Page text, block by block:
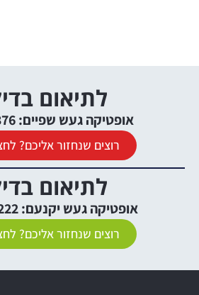
לתיאום
אופטיקה געש שפיים: 09-9529376
רוצים שנחזור אליכם?
לתיאום
אופטיקה געש יקנעם: 073-3406222
רוצים שנחזור אליכם?